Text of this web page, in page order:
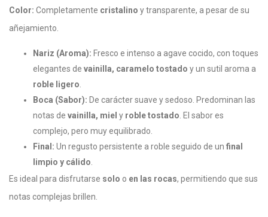
Color: Completamente cristalino y transparente, a pesar de su
añejamiento.
Nariz (Aroma): Fresco e intenso a agave cocido, con toques
elegantes de vainilla, caramelo tostado y un sutil aroma a
roble ligero
Boca (Sabor): De carácter suave y sedoso. Predominan las
notas de vainilla, miel y roble tostado . El sabor es
complejo, pero muy equilibrado.
Final: Un regusto persistente a roble seguido de un final
limpio y cálido
Es ideal para disfrutarse solo o en las rocas, permitiendo que sus
notas complejas brillen.